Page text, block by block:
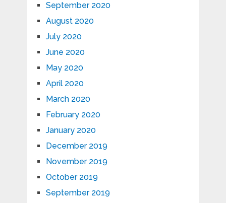
September 2020
August 2020
July 2020
June 2020
May 2020
April 2020
March 2020
February 2020
January 2020
December 2019
November 2019
October 2019
September 2019